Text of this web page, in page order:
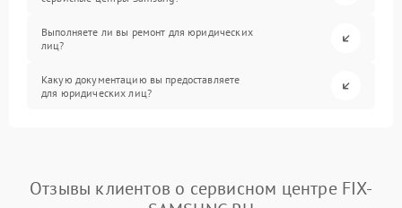
Выполняете ли вы ремонт для юридических
лиц?
Какую документацию вы предоставляете
для юридических лиц?
Отзывы клиентов о сервисном центре FIX-